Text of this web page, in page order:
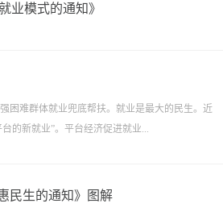
业模式的通知》
困难群体就业兜底帮扶。就业是最大的民生。近
的新就业”。平台经济促进就业...
民生的通知》图解